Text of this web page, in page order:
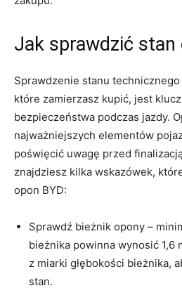
Jak sprawdzić stan
Sprawdzenie stanu technicznego
które zamierzasz ‌kupić,⁣ jest
bezpieczeństwa podczas jazdy.
najważniejszych‍ elementów
poświęcić uwagę przed
znajdziesz kilka wskazówek,
‌opon BYD:
Sprawdź bieżnik opony –
⁣bieżnika powinna wynosić 1,6
z miarki głębokości bieżnika,
stan.